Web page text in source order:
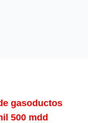
gasoductos
500 mdd